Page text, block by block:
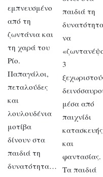
εμπνευσμένο
από τη
ζωντάνια και
τη χαρά του
Ρίο.
Παπαγάλοι,
πεταλούδες
και
λουλουδένια
μοτίβα
δίνουν στα
παιδιά τη
δυνατότητα…
παιδιά τη
να
3
μέσα από
παιχνίδι
κατασκευής
και
φαντασίας.
Τα παιδιά